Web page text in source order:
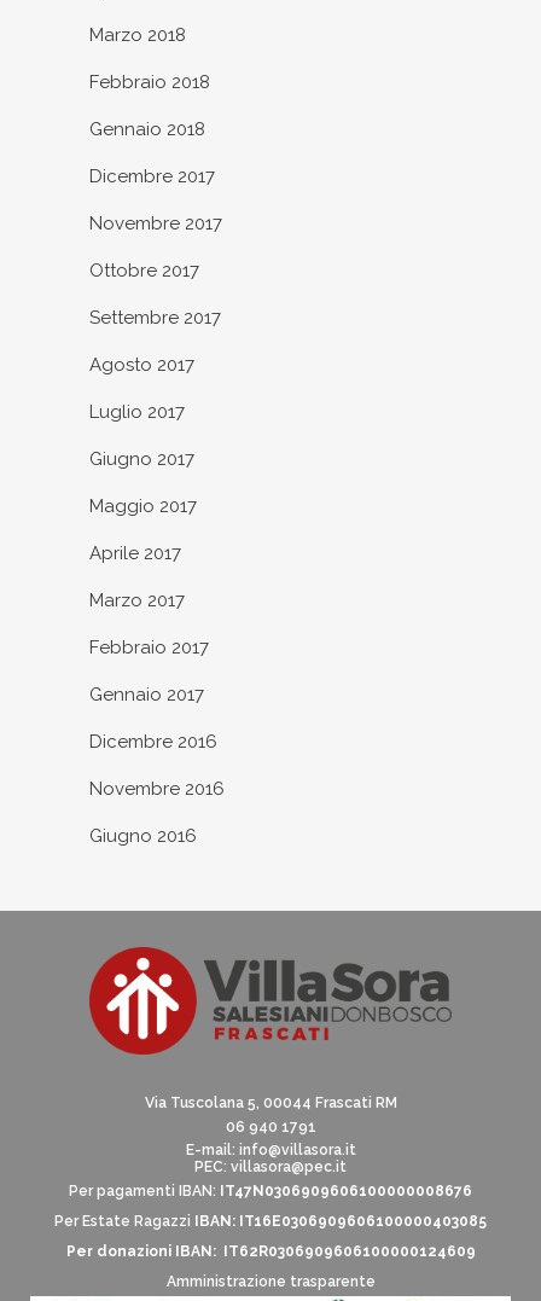
Marzo 2018
Febbraio 2018
Gennaio 2018
Dicembre 2017
Novembre 2017
Ottobre 2017
Settembre 2017
Agosto 2017
Luglio 2017
Giugno 2017
Maggio 2017
Aprile 2017
Marzo 2017
Febbraio 2017
Gennaio 2017
Dicembre 2016
Novembre 2016
Giugno 2016
Via Tuscolana 5, 00044 Frascati RM
06 940 1791
E-mail: info@villasora.it
PEC: villasora@pec.it
Per pagamenti IBAN: IT47N0306909606100000008676
Per Estate Ragazzi IBAN: IT16E0306909606100000403085
Per donazioni IBAN: IT62R0306909606100000124609
Amministrazione trasparente